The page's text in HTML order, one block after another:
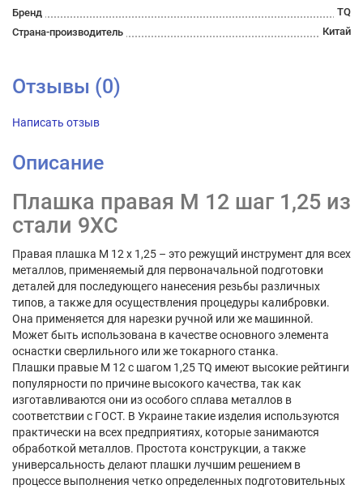
Бренд
TQ
Страна-производитель
Китай
Отзывы (0)
Написать отзыв
Описание
Плашка правая М 12 шаг 1,25 из
стали 9ХС
Правая плашка М 12 х 1,25 – это режущий инструмент для всех
металлов, применяемый для первоначальной подготовки
деталей для последующего нанесения резьбы различных
типов, а также для осуществления процедуры калибровки.
Она применяется для нарезки ручной или же машинной.
Может быть использована в качестве основного элемента
оснастки сверлильного или же токарного станка.
Плашки правые М 12 с шагом 1,25 TQ имеют высокие рейтинги
популярности по причине высокого качества, так как
изготавливаются они из особого сплава металлов в
соответствии с ГОСТ. В Украине такие изделия используются
практически на всех предприятиях, которые занимаются
обработкой металлов. Простота конструкции, а также
универсальность делают плашки лучшим решением в
процессе выполнения четко определенных подготовительных